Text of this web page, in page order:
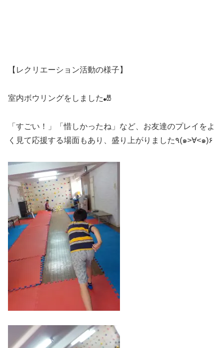
【レクリエーション活動の様子】
室内ボウリングをしました🎳
「すごい！」「惜しかったね」など、お友達のプレイをよ
く見て応援する場面もあり、盛り上がりました٩(๑>∀<๑)۶